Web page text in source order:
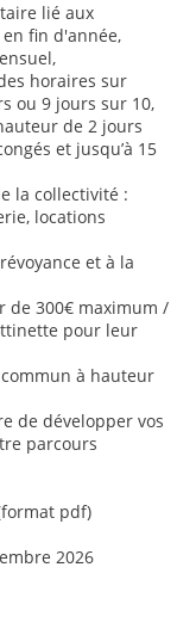
lié aux
fin d'année,
horaires sur
ou 9 jours sur 10,
de 2 jours
et jusqu’à 15
la collectivité :
locations
et à la
de 300€ maximum /
pour leur
à hauteur
de développer vos
parcours
pdf)
2026